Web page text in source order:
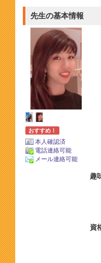
先生の基本情報
おすすめ！
本人確認済
電話連絡可能
メール連絡可能
趣
資